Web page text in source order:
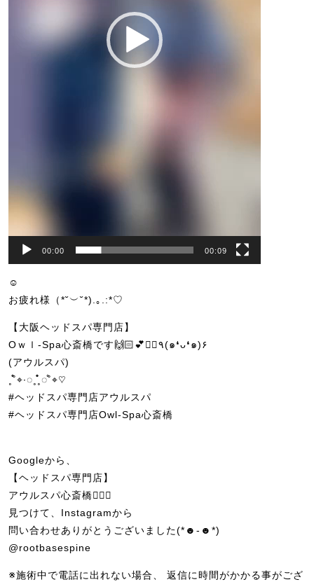
00:00 00:09
☺︎
お疲れ様（*˘︶˘*).｡.:*♡
【大阪ヘッドスパ専門店】
Oｗｌ-Spa心斎橋です🙌🏻💕💆‍♀️٩(๑❛ᴗ❛๑)۶
(アウルスパ)
˳˚̊̊⌖∙◌˳˳̊̊̊◌˚̊⌖♡
#ヘッドスパ専門店アウルスパ
#ヘッドスパ専門店Owl-Spa心斎橋
Googleから、
【ヘッドスパ専門店】
アウルスパ心斎橋💆🏼‍♀️
見つけて、Instagramから
問い合わせありがとうございました(*☻-☻*)
@rootbasespine
※施術中で電話に出れない場合、 返信に時間がかかる事がござ